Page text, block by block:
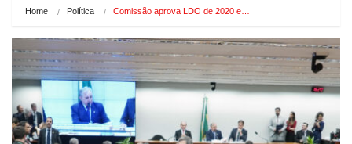
Home Política Comissão aprova LDO de 2020 e…